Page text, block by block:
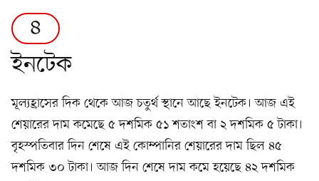
৪
ইনটেক
মূল্যহ্রাসের দিক থেকে আজ চতুর্থ স্থানে আছে ইনটেক। আজ এই
শেয়ারের দাম কমেছে ৫ দশমিক ৫১ শতাংশ বা ২ দশমিক ৫ টাকা।
বৃহস্পতিবার দিন শেষে এই কোম্পানির শেয়ারের দাম ছিল ৪৫
দশমিক ৩০ টাকা। আজ দিন শেষে দাম কমে হয়েছে ৪২ দশমিক